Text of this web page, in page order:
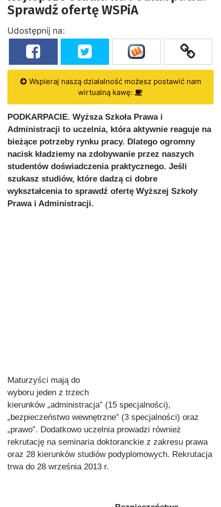
Sprawdź ofertę WSPiA
Udostępnij na:
Wspieraj naszą działalność możesz postawić nam
wirtualną kawę:
PODKARPACIE. Wyższa Szkoła Prawa i
Administracji to uczelnia, która aktywnie reaguje na
bieżące potrzeby rynku pracy. Dlatego ogromny
nacisk kładziemy na zdobywanie przez naszych
studentów doświadczenia praktycznego. Jeśli
szukasz studiów, które dadzą ci dobre
wykształcenia to sprawdź ofertę Wyższej Szkoły
Prawa i Administracji.
Maturzyści mają do
wyboru jeden z trzech
kierunków „administracja” (15 specjalności),
„bezpieczeństwo wewnętrzne” (3 specjalności) oraz
„prawo”. Dodatkowo uczelnia prowadzi również
rekrutację na seminaria doktoranckie z zakresu prawa
oraz 28 kierunków studiów podyplomowych. Rekrutacja
trwa do 28 września 2013 r.